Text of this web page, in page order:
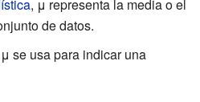
, μ representa la media o el
de datos.
se usa para indicar una